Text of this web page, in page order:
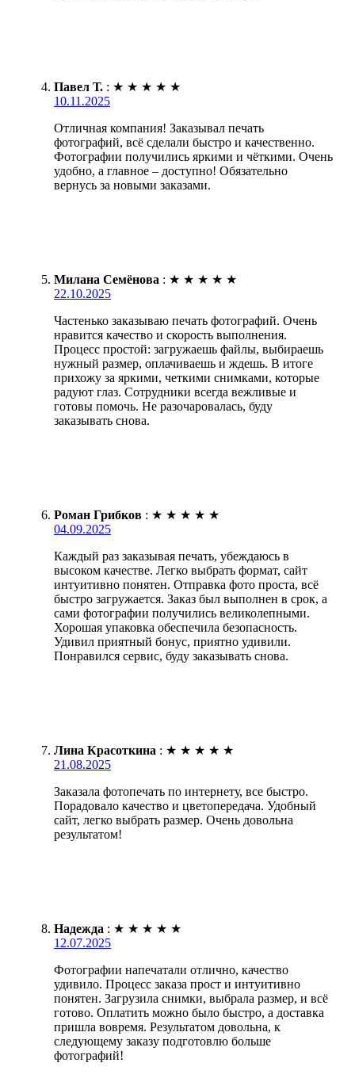
Павел Т. : ★ ★ ★ ★ ★
10.11.2025
Отличная компания! Заказывал печать
фотографий, всё сделали быстро и качественно.
Фотографии получились яркими и чёткими. Очень
удобно, а главное – доступно! Обязательно
вернусь за новыми заказами.
Милана Семёнова : ★ ★ ★ ★ ★
22.10.2025
Частенько заказываю печать фотографий. Очень
нравится качество и скорость выполнения.
Процесс простой: загружаешь файлы, выбираешь
нужный размер, оплачиваешь и ждешь. В итоге
прихожу за яркими, четкими снимками, которые
радуют глаз. Сотрудники всегда вежливые и
готовы помочь. Не разочаровалась, буду
заказывать снова.
Роман Грибков : ★ ★ ★ ★ ★
04.09.2025
Каждый раз заказывая печать, убеждаюсь в
высоком качестве. Легко выбрать формат, сайт
интуитивно понятен. Отправка фото проста, всё
быстро загружается. Заказ был выполнен в срок, а
сами фотографии получились великолепными.
Хорошая упаковка обеспечила безопасность.
Удивил приятный бонус, приятно удивили.
Понравился сервис, буду заказывать снова.
Лина Красоткина : ★ ★ ★ ★ ★
21.08.2025
Заказала фотопечать по интернету, все быстро.
Порадовало качество и цветопередача. Удобный
сайт, легко выбрать размер. Очень довольна
результатом!
Надежда : ★ ★ ★ ★ ★
12.07.2025
Фотографии напечатали отлично, качество
удивило. Процесс заказа прост и интуитивно
понятен. Загрузила снимки, выбрала размер, и всё
готово. Оплатить можно было быстро, а доставка
пришла вовремя. Результатом довольна, к
следующему заказу подготовлю больше
фотографий!